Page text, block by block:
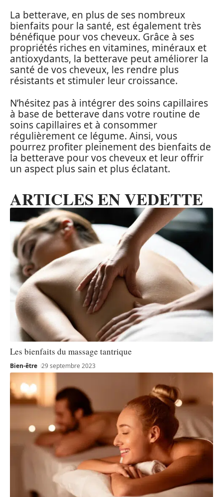
La betterave, en plus de ses nombreux
bienfaits pour la santé, est également très
bénéfique pour vos cheveux. Grâce à ses
propriétés riches en vitamines, minéraux et
antioxydants, la betterave peut améliorer la
santé de vos cheveux, les rendre plus
résistants et stimuler leur croissance.
N’hésitez pas à intégrer des soins capillaires
à base de betterave dans votre routine de
soins capillaires et à consommer
régulièrement ce légume. Ainsi, vous
pourrez profiter pleinement des bienfaits de
la betterave pour vos cheveux et leur offrir
un aspect plus sain et plus éclatant.
ARTICLES EN VEDETTE
Les bienfaits du massage tantrique
Bien-être 29 septembre 2023